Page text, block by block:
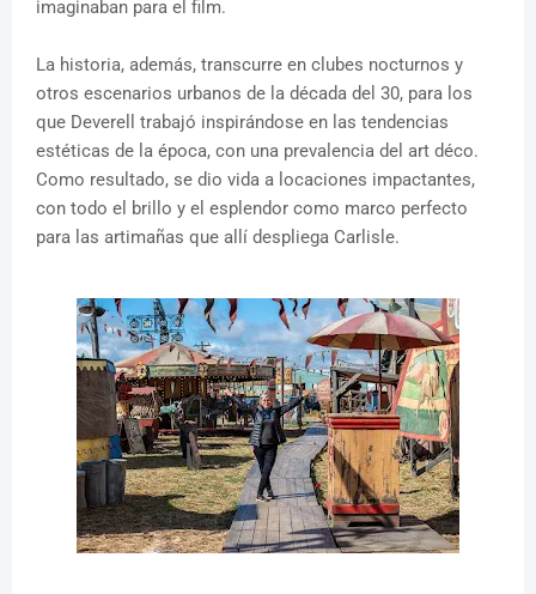
imaginaban para el film.
La historia, además, transcurre en clubes nocturnos y
otros escenarios urbanos de la década del 30, para los
que Deverell trabajó inspirándose en las tendencias
estéticas de la época, con una prevalencia del art déco.
Como resultado, se dio vida a locaciones impactantes,
con todo el brillo y el esplendor como marco perfecto
para las artimañas que allí despliega Carlisle.